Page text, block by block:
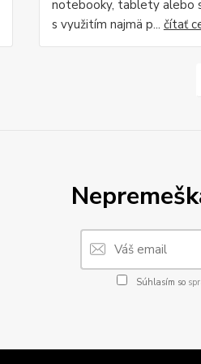
notebooky, tablety alebo
s využitím najmä p... čítať
Súhlasím so